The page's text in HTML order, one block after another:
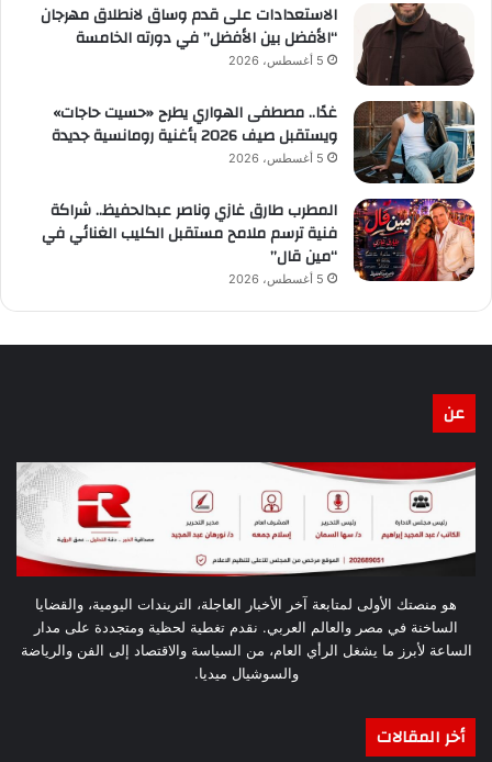
الاستعدادات على قدم وساق لانطلاق مهرجان
“الأفضل بين الأفضل” في دورته الخامسة
5 أغسطس، 2026
غدًا.. مصطفى الهواري يطرح «حسيت حاجات»
ويستقبل صيف 2026 بأغنية رومانسية جديدة
5 أغسطس، 2026
المطرب طارق غازي وناصر عبدالحفيظ.. شراكة
فنية ترسم ملامح مستقبل الكليب الغنائي في
“مين قال”
5 أغسطس، 2026
عن
هو منصتك الأولى لمتابعة آخر الأخبار العاجلة، التريندات اليومية، والقضايا
الساخنة في مصر والعالم العربي. نقدم تغطية لحظية ومتجددة على مدار
الساعة لأبرز ما يشغل الرأي العام، من السياسة والاقتصاد إلى الفن والرياضة
والسوشيال ميديا.
أخر المقالات